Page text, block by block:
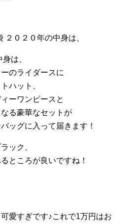
２０２０年の中身は、
は、
のライダースに
ハット、
ーワンピースと
る豪華なセットが
ッグに入って届きます！
ック、
ところが良いですね！
愛すぎです♪これで1万円はお